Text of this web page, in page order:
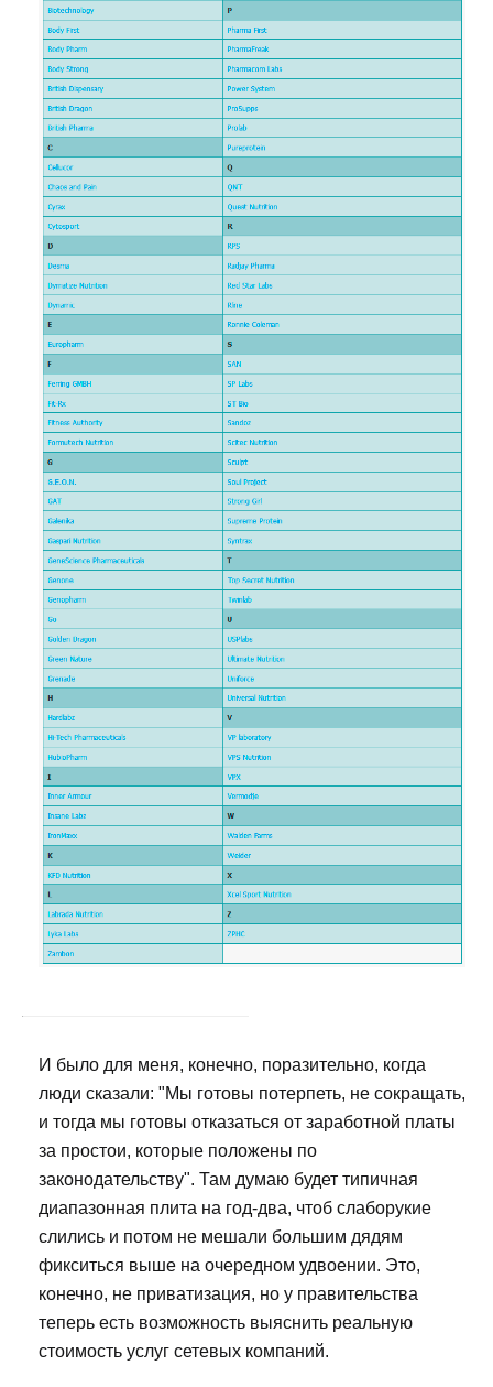
И было для меня, конечно, поразительно, когда
люди сказали: "Мы готовы потерпеть, не сокращать,
и тогда мы готовы отказаться от заработной платы
за простои, которые положены по
законодательству". Там думаю будет типичная
диапазонная плита на год-два, чтоб слаборукие
слились и потом не мешали большим дядям
фикситься выше на очередном удвоении. Это,
конечно, не приватизация, но у правительства
теперь есть возможность выяснить реальную
стоимость услуг сетевых компаний.